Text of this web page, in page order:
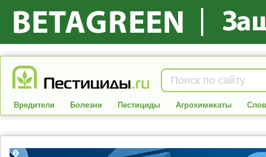
Вредители Болезни Пестициды Агрохимикаты